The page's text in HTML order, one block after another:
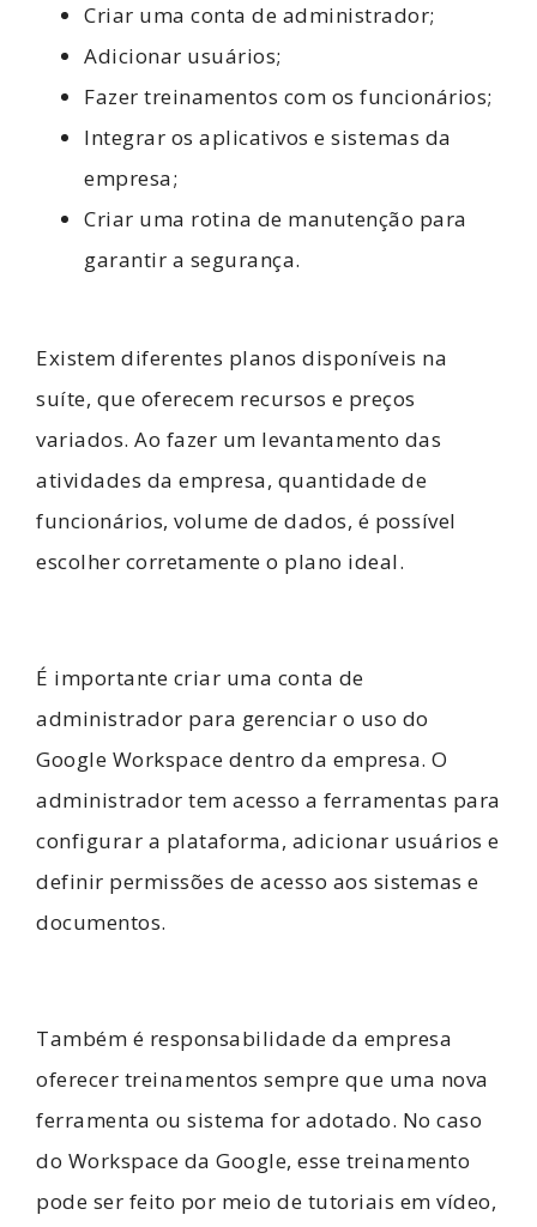
Criar uma conta de administrador;
Adicionar usuários;
Fazer treinamentos com os funcionários;
Integrar os aplicativos e sistemas da
empresa;
Criar uma rotina de manutenção para
garantir a segurança.
Existem diferentes planos disponíveis na
suíte, que oferecem recursos e preços
variados. Ao fazer um levantamento das
atividades da empresa, quantidade de
funcionários, volume de dados, é possível
escolher corretamente o plano ideal.
É importante criar uma conta de
administrador para gerenciar o uso do
Google Workspace dentro da empresa. O
administrador tem acesso a ferramentas para
configurar a plataforma, adicionar usuários e
definir permissões de acesso aos sistemas e
documentos.
Também é responsabilidade da empresa
oferecer treinamentos sempre que uma nova
ferramenta ou sistema for adotado. No caso
do Workspace da Google, esse treinamento
pode ser feito por meio de tutoriais em vídeo,